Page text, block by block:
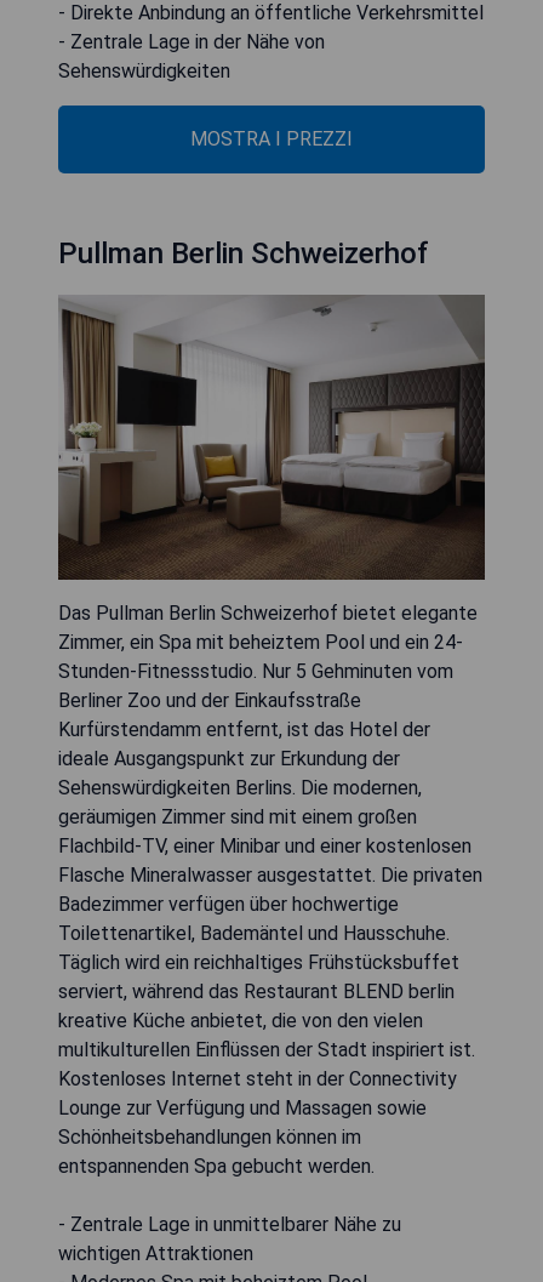
- Direkte Anbindung an öffentliche Verkehrsmittel
- Zentrale Lage in der Nähe von
Sehenswürdigkeiten
MOSTRA I PREZZI
Pullman Berlin Schweizerhof
Das Pullman Berlin Schweizerhof bietet elegante
Zimmer, ein Spa mit beheiztem Pool und ein 24-
Stunden-Fitnessstudio. Nur 5 Gehminuten vom
Berliner Zoo und der Einkaufsstraße
Kurfürstendamm entfernt, ist das Hotel der
ideale Ausgangspunkt zur Erkundung der
Sehenswürdigkeiten Berlins. Die modernen,
geräumigen Zimmer sind mit einem großen
Flachbild-TV, einer Minibar und einer kostenlosen
Flasche Mineralwasser ausgestattet. Die privaten
Badezimmer verfügen über hochwertige
Toilettenartikel, Bademäntel und Hausschuhe.
Täglich wird ein reichhaltiges Frühstücksbuffet
serviert, während das Restaurant BLEND berlin
kreative Küche anbietet, die von den vielen
multikulturellen Einflüssen der Stadt inspiriert ist.
Kostenloses Internet steht in der Connectivity
Lounge zur Verfügung und Massagen sowie
Schönheitsbehandlungen können im
entspannenden Spa gebucht werden.
- Zentrale Lage in unmittelbarer Nähe zu
wichtigen Attraktionen